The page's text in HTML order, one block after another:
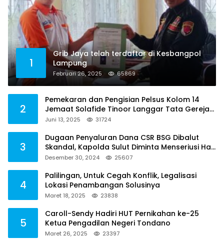
1
Grib Jaya telah terdaftar di Kesbangpol
Lampung
Februari 26, 2025 65869
2
Pemekaran dan Pengisian Pelsus Kolom 14
Jemaat Solafide Tinoor Langgar Tata Gereja
2021, Toreh : Ini Perbuatan Melawan Hukum
Juni 13, 2025 31724
3
Dugaan Penyaluran Dana CSR BSG Dibalut
Skandal, Kapolda Sulut Diminta Menseriusi Hal
ini
Desember 30, 2024 25607
4
Palilingan, Untuk Cegah Konflik, Legalisasi
Lokasi Penambangan Solusinya
Maret 18, 2025 23838
5
Caroll-Sendy Hadiri HUT Pernikahan ke-25
Ketua Pengadilan Negeri Tondano
Maret 26, 2025 23397